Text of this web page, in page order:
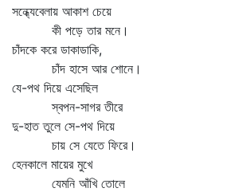
সন্ধ্যেবেলায় আকাশ চেয়ে
কী পড়ে তার মনে।
চাঁদকে করে ডাকাডাকি,
চাঁদ হাসে আর শোনে।
যে-পথ দিয়ে এসেছিল
স্বপন-সাগর তীরে
দু-হাত তুলে সে-পথ দিয়ে
চায় সে যেতে ফিরে।
হেনকালে মায়ের মুখে
যেমনি আঁখি তোলে